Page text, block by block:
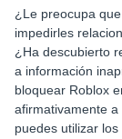
¿Le preocupa
impedirles
¿Ha descubierto
a información
bloquear Roblox
afirmativamente
puedes utilizar